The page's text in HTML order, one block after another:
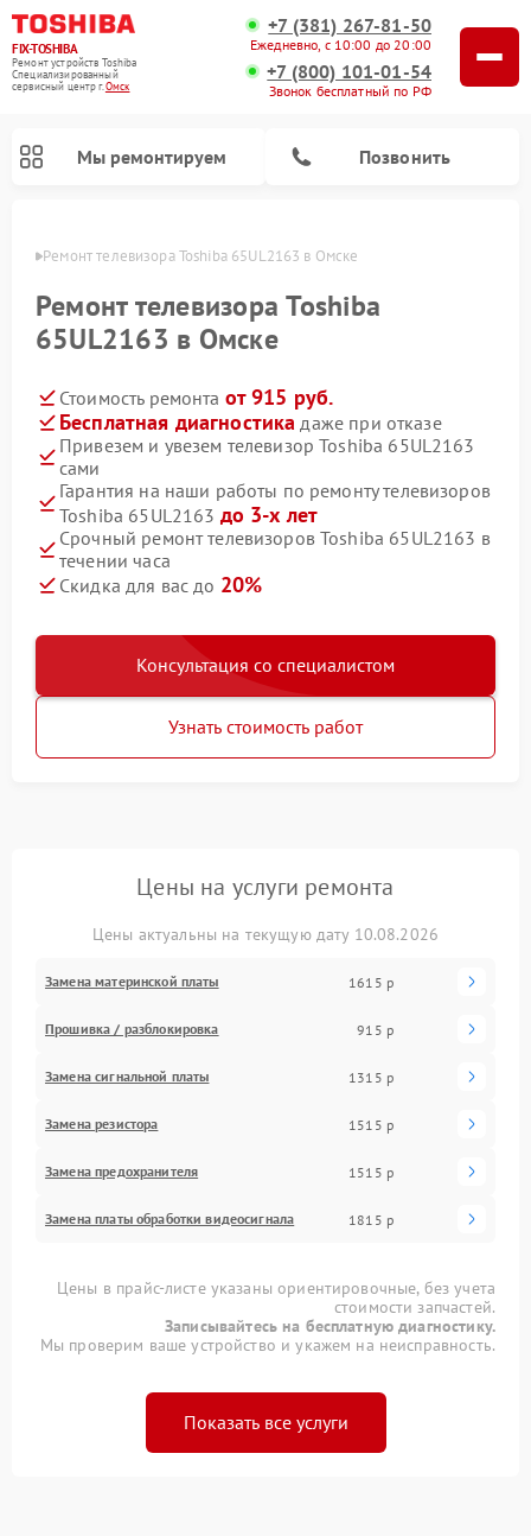
FIX-TOSHIBA
Ремонт устройств Toshiba
Специализированный
cервисный центр г.Омск
+7 (381) 267-81-50
Ежедневно, с 10:00 до 20:00
+7 (800) 101-01-54
Звонок бесплатный по РФ
Мы ремонтируем Позвонить
Ремонт телевизора Toshiba 65UL2163 в Омске
Ремонт телевизора Toshiba
65UL2163 в Омске
Стоимость ремонта от 915 руб.
Бесплатная диагностика даже при отказе
Привезем и увезем телевизор Toshiba 65UL2163
сами
Гарантия на наши работы по ремонту телевизоров
Toshiba 65UL2163 до 3-х лет
Срочный ремонт телевизоров Toshiba 65UL2163 в
течении часа
Скидка для вас до 20%
Консультация со специалистом
Узнать стоимость работ
Цены на услуги ремонта
Цены актуальны на текущую дату 10.08.2026
Замена материнской платы 1615 р
Прошивка / разблокировка 915 р
Замена сигнальной платы 1315 р
Замена резистора 1515 р
Замена предохранителя 1515 р
Замена платы обработки видеосигнала 1815 р
Цены в прайс-листе указаны ориентировочные, без учета
стоимости запчастей.
Записывайтесь на бесплатную диагностику.
Мы проверим ваше устройство и укажем на неисправность.
Показать все услуги